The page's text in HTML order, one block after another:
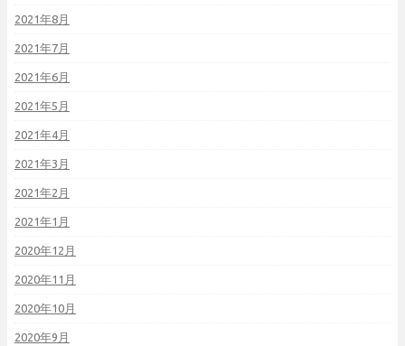
2021年8月
2021年7月
2021年6月
2021年5月
2021年4月
2021年3月
2021年2月
2021年1月
2020年12月
2020年11月
2020年10月
2020年9月